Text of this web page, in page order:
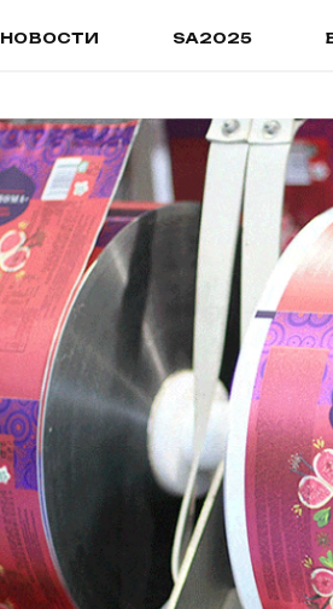
НОВОСТИ SA2025